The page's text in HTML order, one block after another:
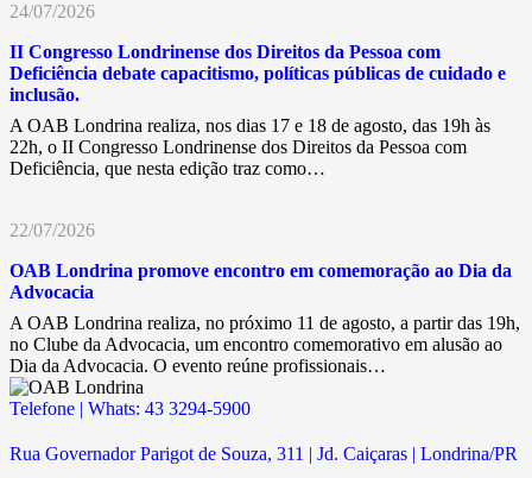
24/07/2026
II Congresso Londrinense dos Direitos da Pessoa com
Deficiência debate capacitismo, políticas públicas de cuidado e
inclusão.
A OAB Londrina realiza, nos dias 17 e 18 de agosto, das 19h às
22h, o II Congresso Londrinense dos Direitos da Pessoa com
Deficiência, que nesta edição traz como…
22/07/2026
OAB Londrina promove encontro em comemoração ao Dia da
Advocacia
A OAB Londrina realiza, no próximo 11 de agosto, a partir das 19h,
no Clube da Advocacia, um encontro comemorativo em alusão ao
Dia da Advocacia. O evento reúne profissionais…
Telefone | Whats: 43 3294-5900
Rua Governador Parigot de Souza, 311 | Jd. Caiçaras | Londrina/PR